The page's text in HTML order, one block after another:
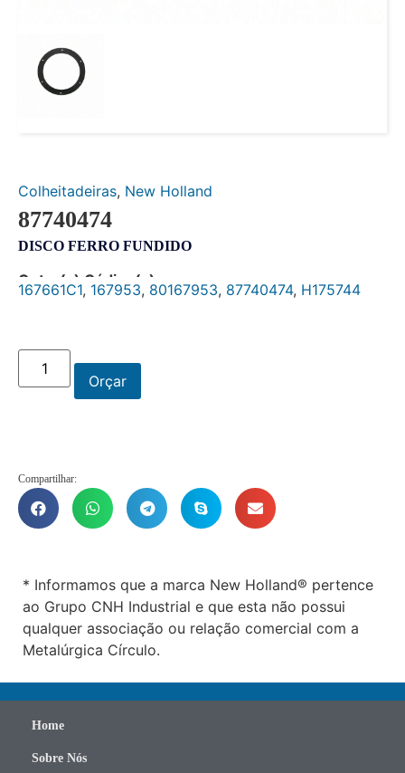
Colheitadeiras, New Holland
87740474
DISCO FERRO FUNDIDO
Outro(s) Código(s):
167661C1, 167953, 80167953, 87740474, H175744
Orçar
Compartilhar:
* Informamos que a marca New Holland® pertence
ao Grupo CNH Industrial e que esta não possui
qualquer associação ou relação comercial com a
Metalúrgica Círculo.
Home
Sobre Nós